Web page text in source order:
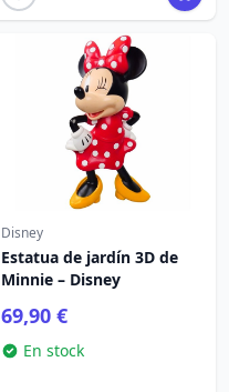
Disney
Estatua de jardín 3D de
Minnie – Disney
69,90 €
En stock